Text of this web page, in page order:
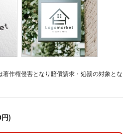
作権侵害となり賠償請求・処罰の対象とな
)